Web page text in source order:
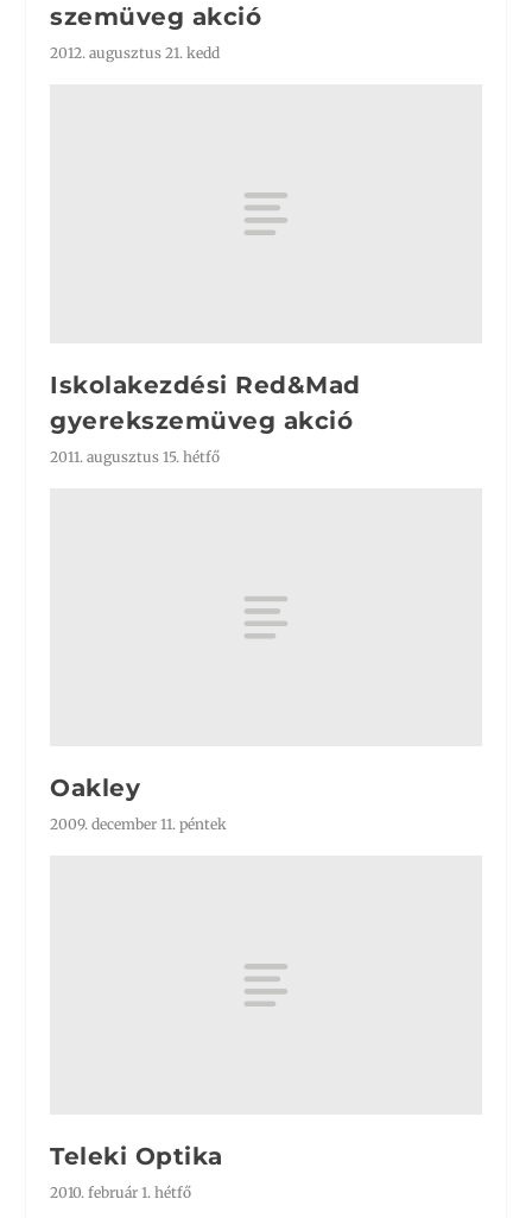
szemüveg akció
2012. augusztus 21. kedd
Iskolakezdési Red&Mad
gyerekszemüveg akció
2011. augusztus 15. hétfő
Oakley
2009. december 11. péntek
Teleki Optika
2010. február 1. hétfő